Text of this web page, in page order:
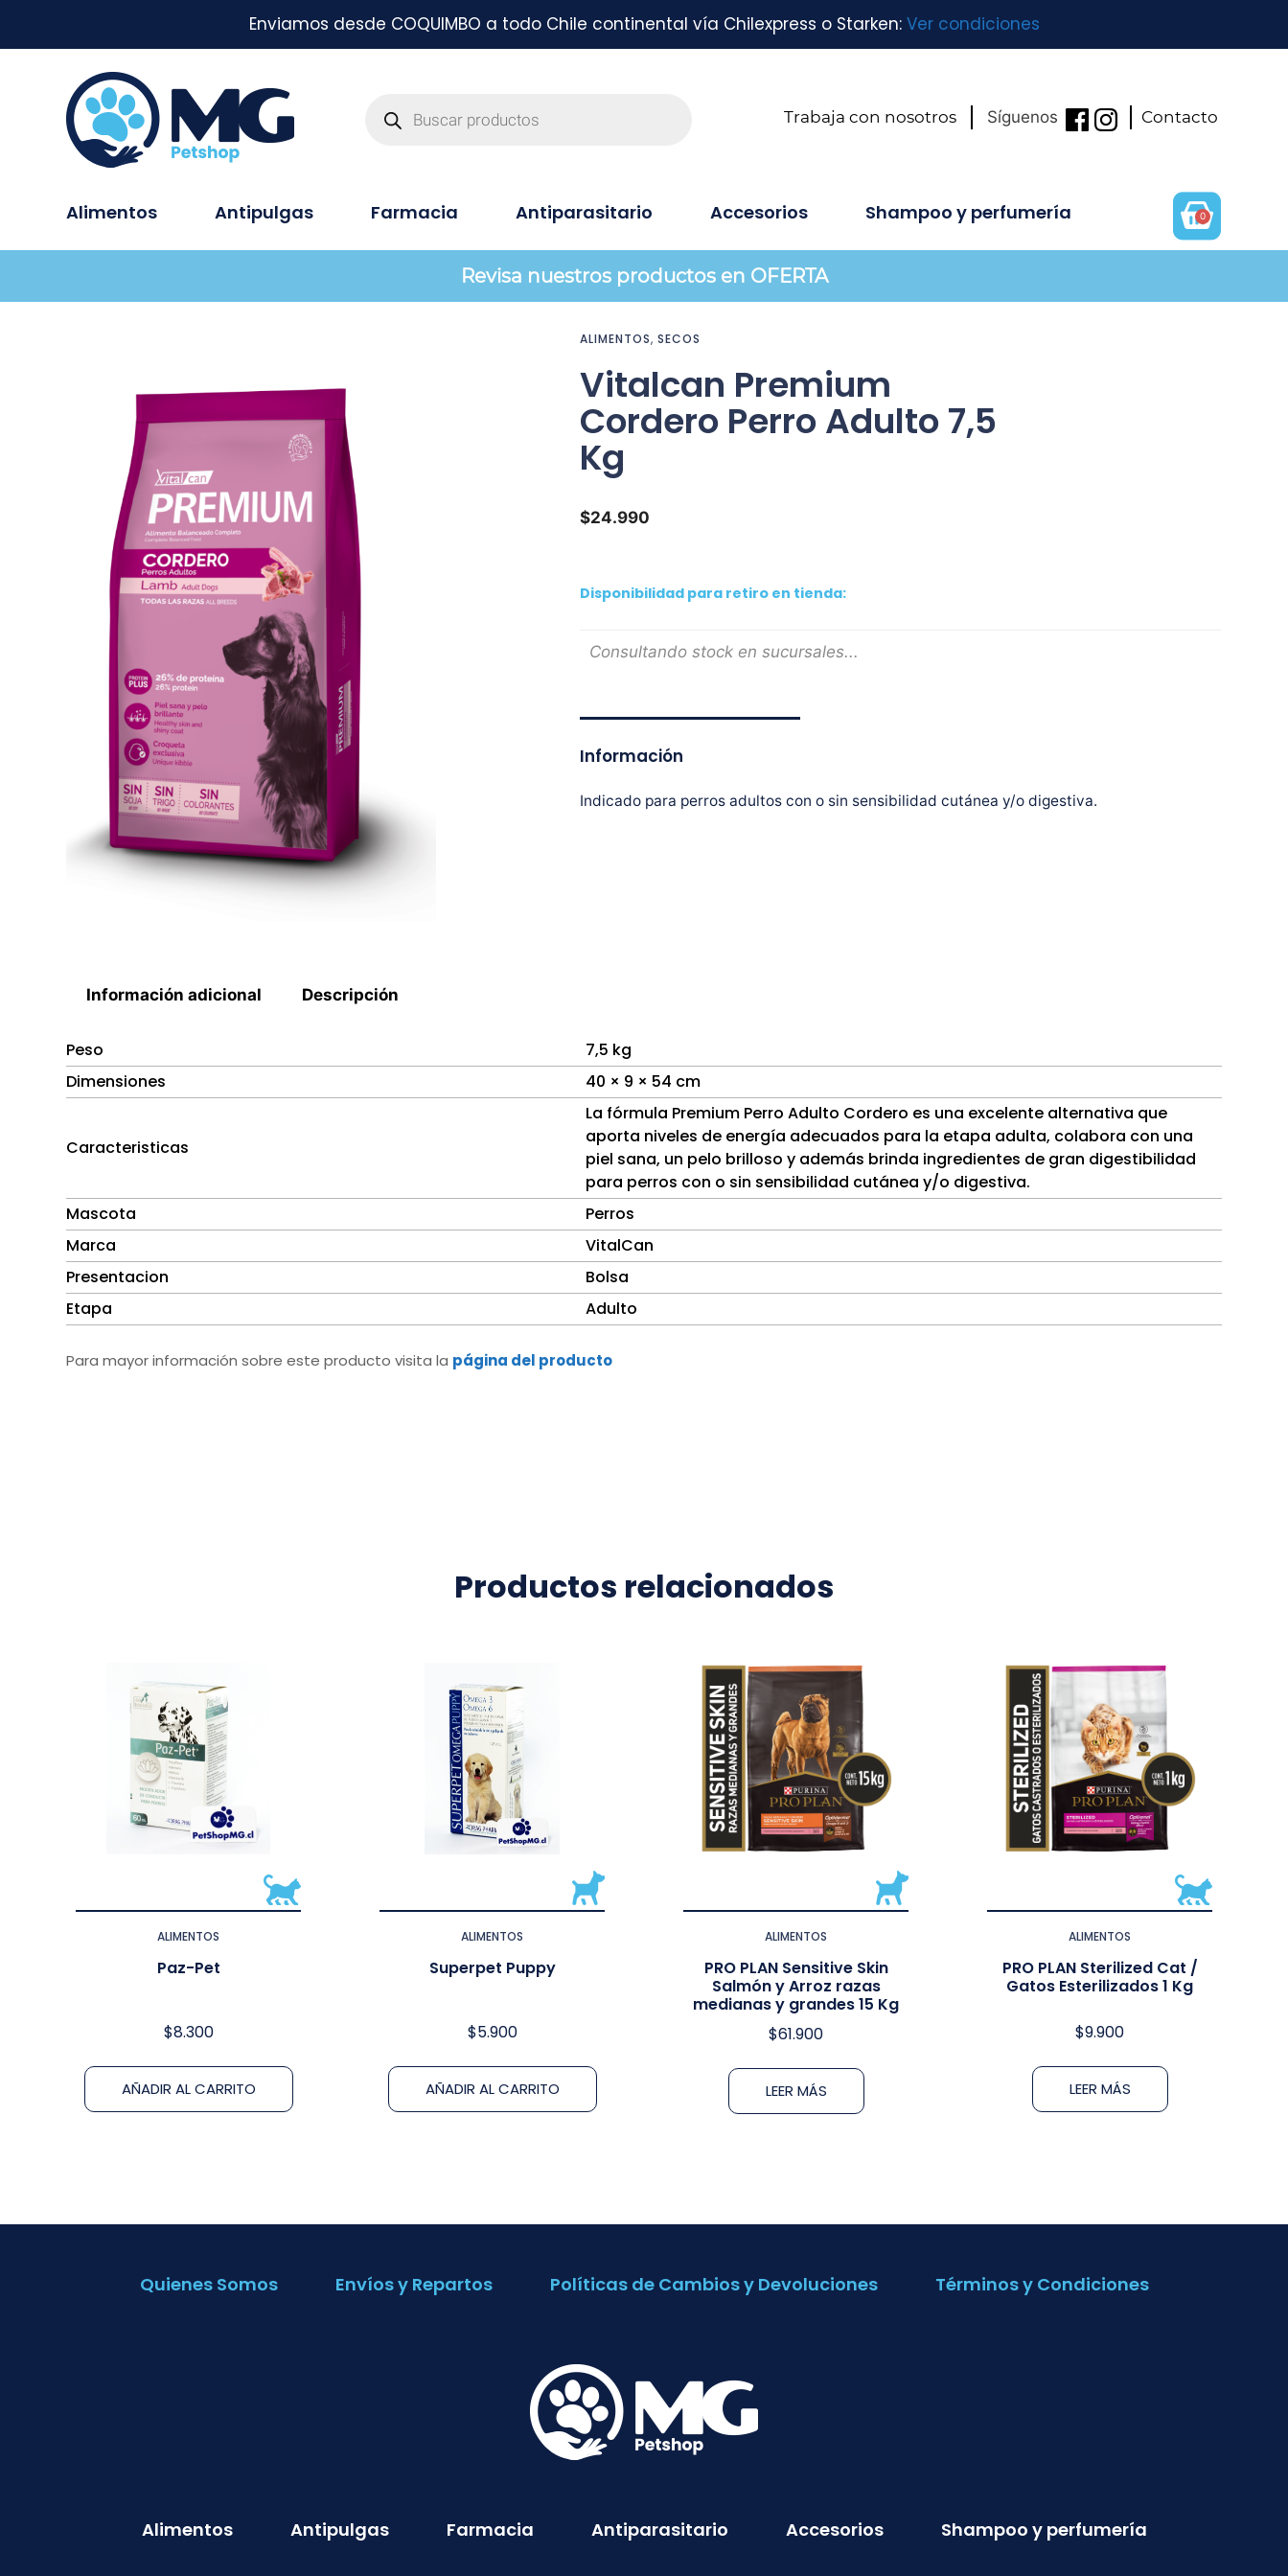
Enviamos desde COQUIMBO a todo Chile continental vía Chilexpress o Starken: Ver condiciones
Trabaja con nosotros Síguenos Contacto
Alimentos Antipulgas Farmacia Antiparasitario Accesorios Shampoo y perfumería 0
Revisa nuestros productos en OFERTA
ALIMENTOS, SECOS
Vitalcan Premium
Cordero Perro Adulto 7,5
Kg
$24.990
Disponibilidad para retiro en tienda:
Consultando stock en sucursales...
Información
Indicado para perros adultos con o sin sensibilidad cutánea y/o digestiva.
Información adicional Descripción
Peso
7,5 kg
Dimensiones
40 × 9 × 54 cm
Caracteristicas
La fórmula Premium Perro Adulto Cordero es una excelente alternativa que
aporta niveles de energía adecuados para la etapa adulta, colabora con una
piel sana, un pelo brilloso y además brinda ingredientes de gran digestibilidad
para perros con o sin sensibilidad cutánea y/o digestiva.
Mascota
Perros
Marca
VitalCan
Presentacion
Bolsa
Etapa
Adulto
Para mayor información sobre este producto visita la página del producto
Productos relacionados
ALIMENTOS
Paz-Pet
$8.300
AÑADIR AL CARRITO
ALIMENTOS
Superpet Puppy
$5.900
AÑADIR AL CARRITO
ALIMENTOS
PRO PLAN Sensitive Skin
Salmón y Arroz razas
medianas y grandes 15 Kg
$61.900
LEER MÁS
ALIMENTOS
PRO PLAN Sterilized Cat /
Gatos Esterilizados 1 Kg
$9.900
LEER MÁS
Quienes Somos Envíos y Repartos Políticas de Cambios y Devoluciones Términos y Condiciones
Alimentos Antipulgas Farmacia Antiparasitario Accesorios Shampoo y perfumería